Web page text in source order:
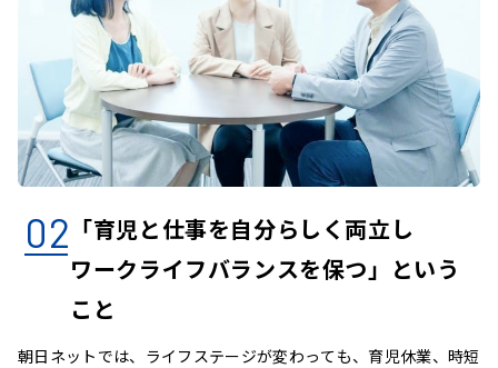
02 「育児と仕事を自分らしく両立し
ワークライフバランスを保つ」という
こと
朝日ネットでは、ライフステージが変わっても、育児休業、時短